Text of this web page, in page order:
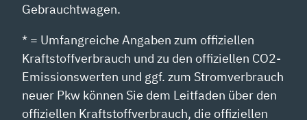
Gebrauchtwagen.
* = Umfangreiche Angaben zum offiziellen
Kraftstoffverbrauch und zu den offiziellen CO2-
Emissionswerten und ggf. zum Stromverbrauch
neuer Pkw können Sie dem Leitfaden über den
offiziellen Kraftstoffverbrauch, die offiziellen